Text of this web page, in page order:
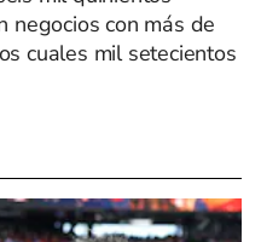
negocios con más de
cuales mil setecientos